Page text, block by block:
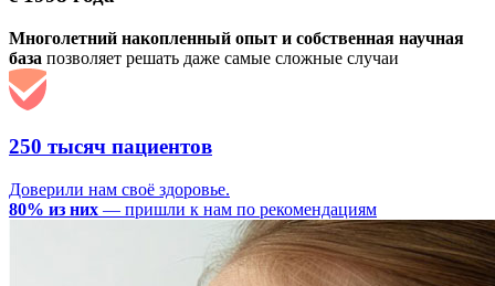
Многолетний накопленный опыт и собственная научная
база позволяет решать даже самые сложные случаи
250 тысяч пациентов
Доверили нам своё здоровье.
80% из них — пришли к нам по рекомендациям